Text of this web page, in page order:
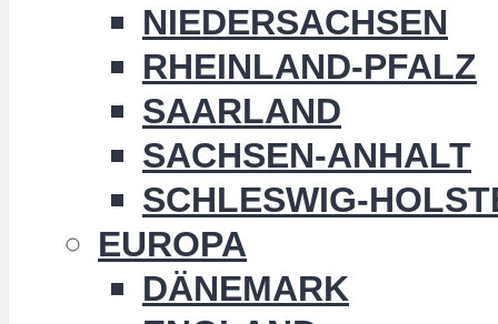
NIEDERSACHSEN
RHEINLAND-PFALZ
SAARLAND
SACHSEN-ANHALT
SCHLESWIG-
EUROPA
DÄNEMARK